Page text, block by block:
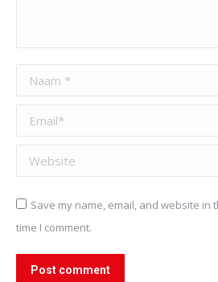
Naam *
Email *
Website
Save my name, email, and website
time I comment.
Post comment